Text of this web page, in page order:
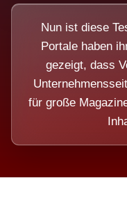
Nun ist diese
Portale haben
gezeigt, dass
für große